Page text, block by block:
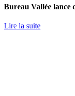
Bureau Vallée lance
Lire la suite